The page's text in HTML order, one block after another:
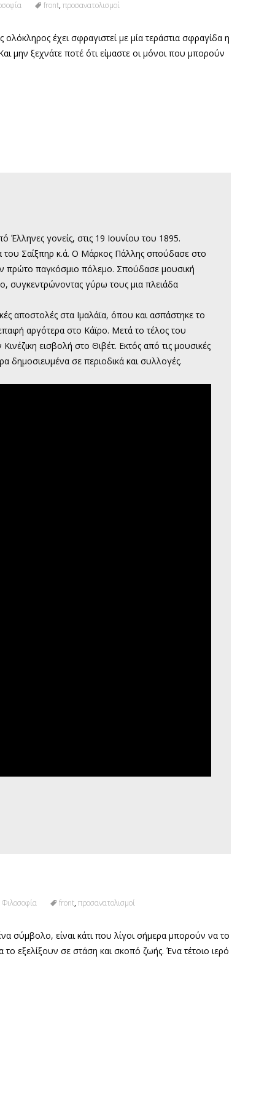
front,προσανατολισμοί
έχει σφραγιστεί με μία τεράστια σφραγίδα η
μην ξεχνάτε ποτέ ότι είμαστε οι μόνοι που μπορούν
Έλληνες γονείς, στις 19 Ιουνίου του 1895.
του Σαίξπηρ κ.ά. Ο Μάρκος Πάλλης σπούδασε στο
πρώτο παγκόσμιο πόλεμο. Σπούδασε μουσική
συγκεντρώνοντας γύρω τους μια πλειάδα
αποστολές στα Ιμαλάϊα, όπου και ασπάστηκε το
αργότερα στο Κάϊρο. Μετά το τέλος του
εισβολή στο Θιβέτ. Εκτός από τις μουσικές
δημοσιευμένα σε περιοδικά και συλλογές.
Φιλοσοφία front,προσανατολισμοί
σύμβολο, είναι κάτι που λίγοι σήμερα μπορούν να το
το εξελίξουν σε στάση και σκοπό ζωής. Ένα τέτοιο ιερό